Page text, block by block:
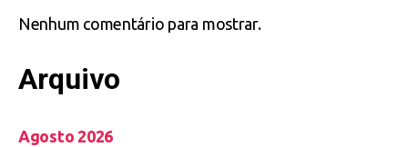
Nenhum comentário para mostrar.
Arquivo
Agosto 2026